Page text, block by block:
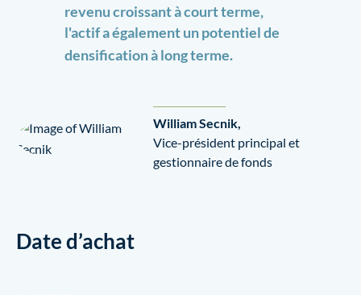
revenu croissant à court terme,
l'actif a également un potentiel de
densification à long terme.
William Secnik,
Vice-président principal et
gestionnaire de fonds
Date d’achat